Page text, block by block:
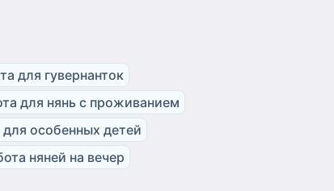
для гувернанток
для нянь с проживанием
для особенных детей
няней на вечер